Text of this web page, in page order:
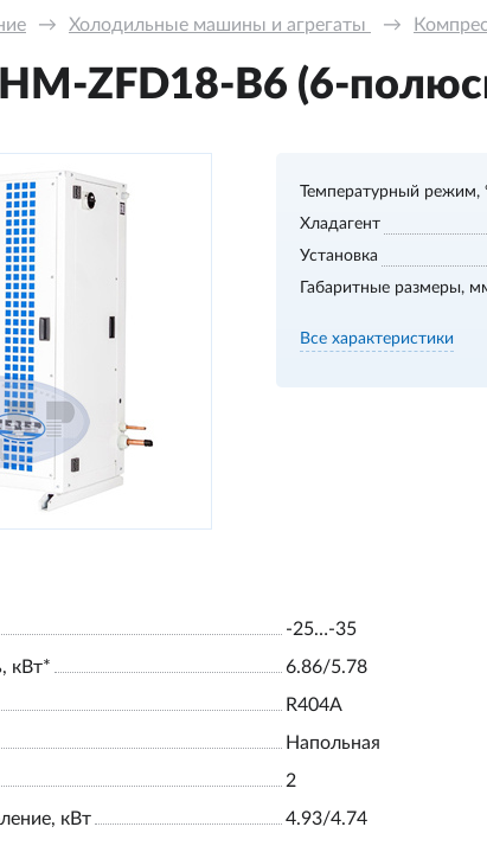
→ Холодильные машины и агрегаты →
ZFD18-В6 (6-
Температурный режим,
Хладагент
Установка
Габаритные размеры,
Все характеристики
-25…-35
кВт*
6.86/5.78
R404A
Напольная
2
кВт
4.93/4.74